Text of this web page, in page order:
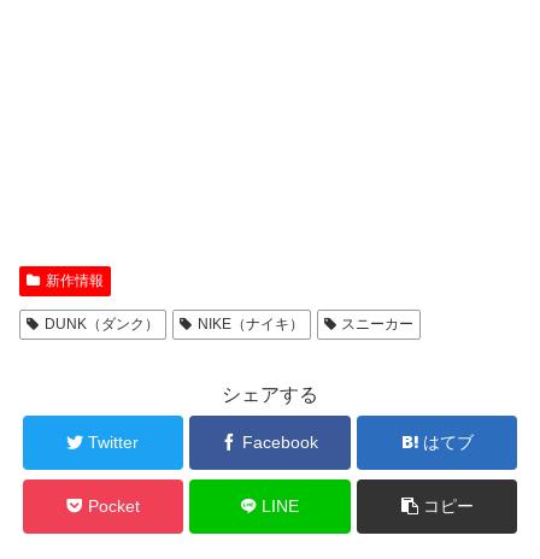
新作情報
DUNK（ダンク） NIKE（ナイキ） スニーカー
シェアする
Twitter Facebook はてブ
Pocket LINE コピー